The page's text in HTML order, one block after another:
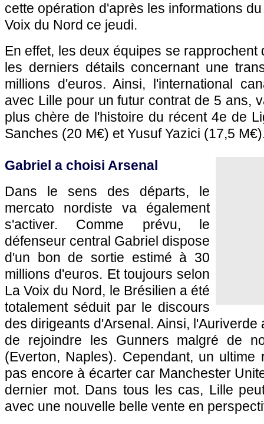
cette opération d'après les informations
Voix du Nord ce jeudi.
En effet, les deux équipes se rapprochent
les derniers détails concernant une
millions d'euros. Ainsi, l'international
avec Lille pour un futur contrat de 5 ans,
plus chère de l'histoire du récent 4e de
Sanches (20 M€) et Yusuf Yazici (17,5
Gabriel a choisi Arsenal
Dans le sens des départs, le
mercato nordiste va également
s'activer. Comme prévu, le
défenseur central Gabriel dispose
d'un bon de sortie estimé à 30
millions d'euros. Et toujours selon
La Voix du Nord, le Brésilien a été
totalement séduit par le discours
des dirigeants d'Arsenal. Ainsi, l'Auriverde
de rejoindre les Gunners malgré de
(Everton, Naples). Cependant, un ultime
pas encore à écarter car Manchester
dernier mot. Dans tous les cas, Lille
avec une nouvelle belle vente en